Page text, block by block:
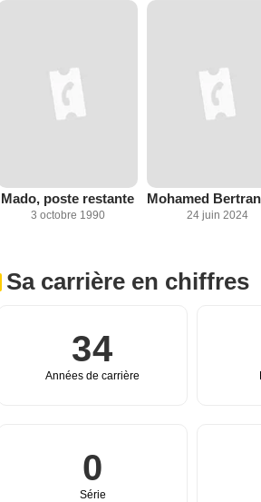
Mado, poste restante
3 octobre 1990 24 juin 2024
Sa carrière en chiffres
34
Années de carrière
0
Série